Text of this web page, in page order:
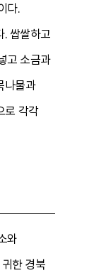
다.
. 쌉쌀하고
고 소금과
나물과
로 각각
와
한 경북